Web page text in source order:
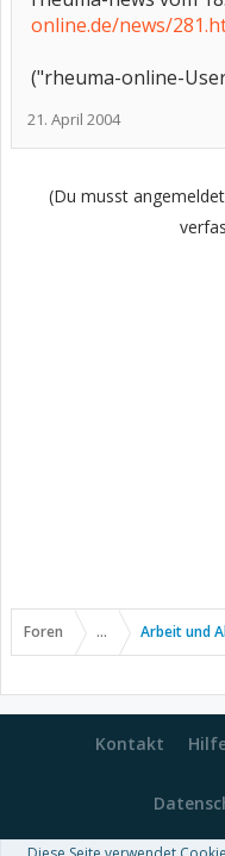
online.de/news/
("rheuma-online-
21. April 2004
(Du musst
Foren ... Arbeit und
Kontakt